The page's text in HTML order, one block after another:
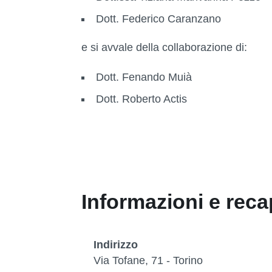
Dott. Federico Caranzano
e si avvale della collaborazione di:
Dott. Fenando Muià
Dott. Roberto Actis
Informazioni e
Indirizzo
Via Tofane, 71 - Torino